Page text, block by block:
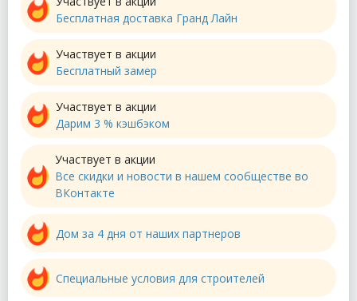
Бесплатная доставка Гранд Лайн
Участвует в акции
Бесплатный замер
Участвует в акции
Дарим 3 % кэшбэком
Участвует в акции
Все скидки и новости в нашем сообществе во
ВКонтакте
Дом за 4 дня от наших партнеров
Специальные условия для строителей